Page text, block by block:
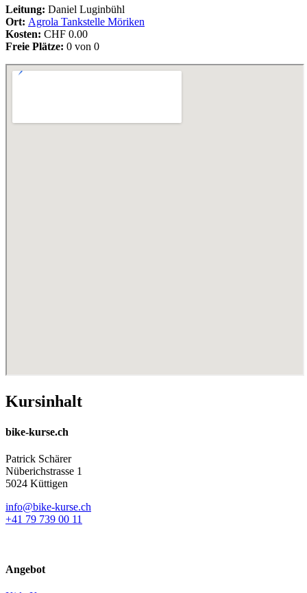
Leitung: Daniel Luginbühl
Ort: Agrola Tankstelle Möriken
Kosten: CHF 0.00
Freie Plätze: 0 von 0
Kursinhalt
bike-kurse.ch
Patrick Schärer
Nüberichstrasse 1
5024 Küttigen
info@bike-kurse.ch
+41 79 739 00 11
Angebot